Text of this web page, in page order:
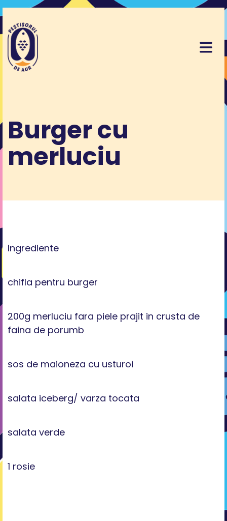
Burger cu
merluciu
Ingrediente
chifla pentru burger
200g merluciu fara piele prajit in crusta de
faina de porumb
sos de maioneza cu usturoi
salata iceberg/ varza tocata
salata verde
1 rosie